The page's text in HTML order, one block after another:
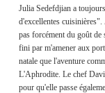
Julia Sedefdjian a
d'excellentes
pas forcément du goût
fini par m'amener aux
natale que l'aventure
L'Aphrodite. Le chef
pour qu'elle passe